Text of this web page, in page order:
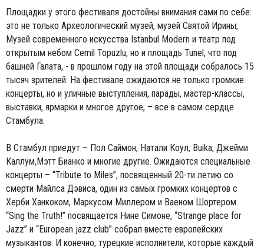
Площадки у этого фестиваля достойны внимания сами по себе:
это не только Археологический музей, музей Святой Ирины,
Музей современного искусства Istanbul Modern и театр под
открытым небом Cemil Topuzlu, но и площадь Tunel, что под
башней Галата, - в прошлом году на этой площади собралось 15
тысяч зрителей. На фестивале ожидаются не только громкие
концерты, но и уличные выступления, парады, мастер-классы,
выставки, ярмарки и многое другое, – все в самом сердце
Стамбула.
В Стамбул приедут – Пол Саймон, Натали Коул, Buika, Джейми
Каллум,Мэтт Бианко и многие другие. Ожидаются специальные
концерты – “Tribute to Miles”, посвященный 20-ти летию со
смерти Майлса Дэвиса, один из самых громких концертов с
Херби Ханкоком, Маркусом Миллером и Ваеном Шортером.
“Sing the Truth!” посвящается Нине Симоне, “Strange place for
Jazz” и “European jazz club” собрал вместе европейских
музыкантов. И конечно, турецкие исполнители, которые каждый